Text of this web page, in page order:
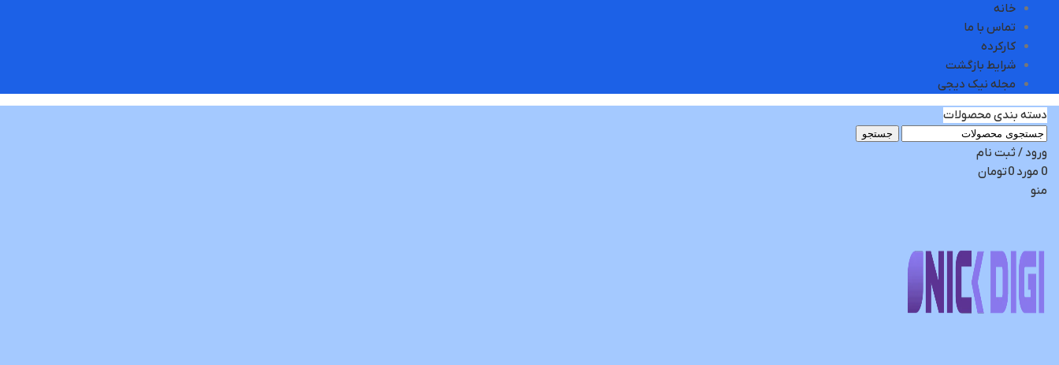
خانه
تماس با ما
کارکرده
شرایط بازگشت
مجله نیک دیجی
دسته بندی محصولات
جستجو
ورود / ثبت نام
0 مورد 0تومان
منو